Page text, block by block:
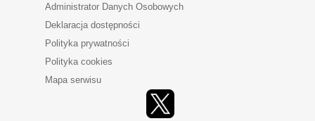
Administrator Danych Osobowych
Deklaracja dostępności
Polityka prywatności
Polityka cookies
Mapa serwisu